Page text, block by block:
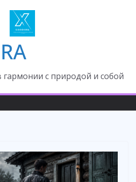
с природой и собой